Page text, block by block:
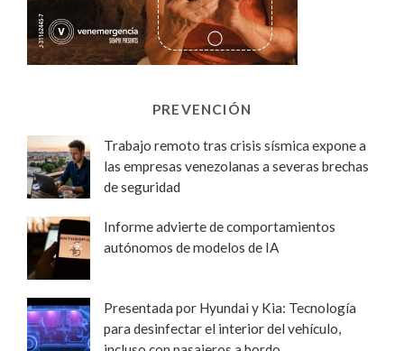
PREVENCIÓN
Trabajo remoto tras crisis sísmica expone a
las empresas venezolanas a severas brechas
de seguridad
Informe advierte de comportamientos
autónomos de modelos de IA
Presentada por Hyundai y Kia: Tecnología
para desinfectar el interior del vehículo,